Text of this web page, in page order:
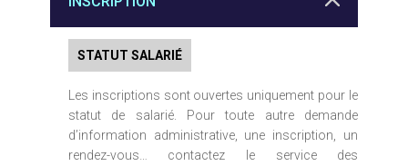
STATUT SALARIÉ
Les inscriptions sont ouvertes uniquement pour le
statut de salarié. Pour toute autre demande
d’information administrative, une inscription, un
rendez-vous… contactez le service des